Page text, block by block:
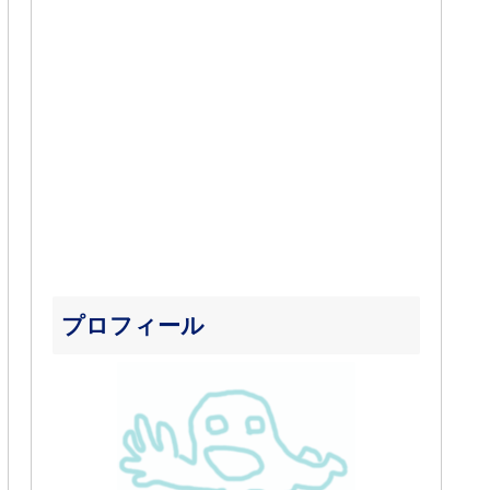
プロフィール